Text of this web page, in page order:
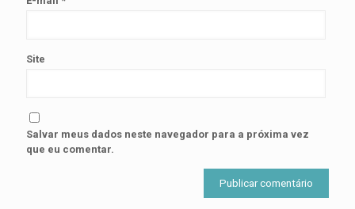
Site
Salvar meus dados neste navegador para a próxima vez
que eu comentar.